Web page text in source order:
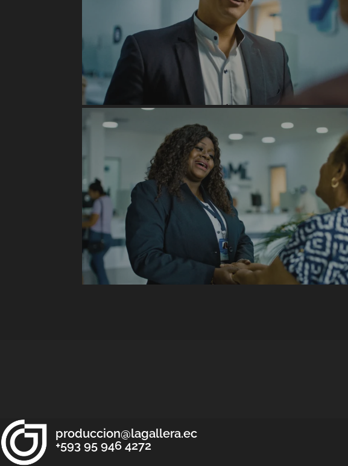
produccion@lagallera.ec
+593 95 946 4272